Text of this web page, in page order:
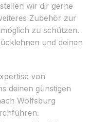
wir dir gerne
Zubehör zur
zu schützen.
und deinen
von
deinen günstigen
Wolfsburg